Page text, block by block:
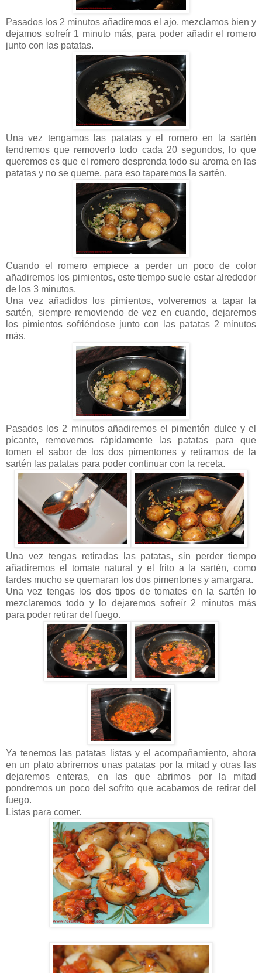
Pasados los 2 minutos añadiremos el ajo, mezclamos bien y
dejamos sofreír 1 minuto más, para poder añadir el romero
junto con las patatas.
Una vez tengamos las patatas y el romero en la sartén
tendremos que removerlo todo cada 20 segundos, lo que
queremos es que el romero desprenda todo su aroma en las
patatas y no se queme, para eso taparemos la sartén.
Cuando el romero empiece a perder un poco de color
añadiremos los pimientos, este tiempo suele estar alrededor
de los 3 minutos.
Una vez añadidos los pimientos, volveremos a tapar la
sartén, siempre removiendo de vez en cuando, dejaremos
los pimientos sofriéndose junto con las patatas 2 minutos
más.
Pasados los 2 minutos añadiremos el pimentón dulce y el
picante, removemos rápidamente las patatas para que
tomen el sabor de los dos pimentones y retiramos de la
sartén las patatas para poder continuar con la receta.
Una vez tengas retiradas las patatas, sin perder tiempo
añadiremos el tomate natural y el frito a la sartén, como
tardes mucho se quemaran los dos pimentones y amargara.
Una vez tengas los dos tipos de tomates en la sartén lo
mezclaremos todo y lo dejaremos sofreír 2 minutos más
para poder retirar del fuego.
Ya tenemos las patatas listas y el acompañamiento, ahora
en un plato abriremos unas patatas por la mitad y otras las
dejaremos enteras, en las que abrimos por la mitad
pondremos un poco del sofrito que acabamos de retirar del
fuego.
Listas para comer.